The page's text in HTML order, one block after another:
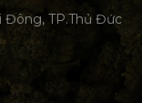
Đông, TP.Thủ Đức